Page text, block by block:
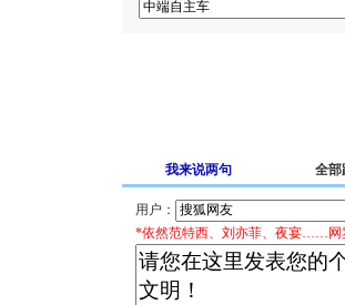
我来说两句 全部
用户：
*依然范特西、刘亦菲、夜宴……网